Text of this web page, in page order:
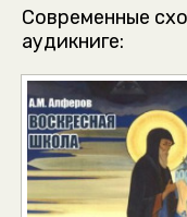
Современные
аудикниге: